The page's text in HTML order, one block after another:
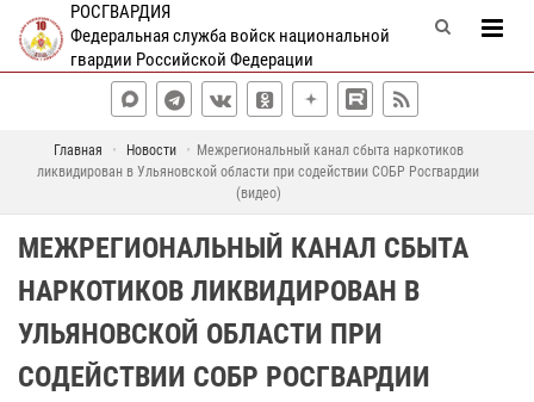
РОСГВАРДИЯ
Федеральная служба войск национальной
гвардии Российской Федерации
Главная Новости
Межрегиональный канал сбыта наркотиков
ликвидирован в Ульяновской области при содействии СОБР Росгвардии
(видео)
МЕЖРЕГИОНАЛЬНЫЙ КАНАЛ СБЫТА
НАРКОТИКОВ ЛИКВИДИРОВАН В
УЛЬЯНОВСКОЙ ОБЛАСТИ ПРИ
СОДЕЙСТВИИ СОБР РОСГВАРДИИ